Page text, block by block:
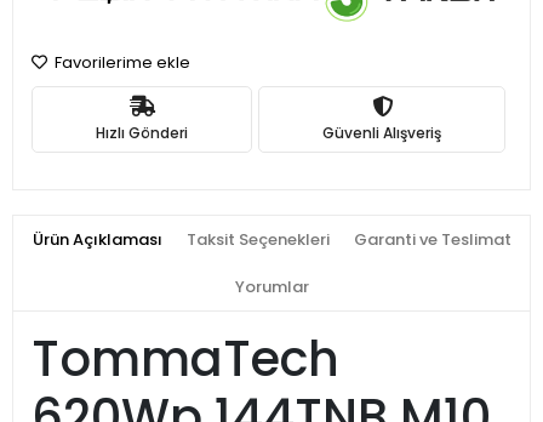
Favorilerime ekle
Hızlı Gönderi Güvenli Alışveriş
Ürün Açıklaması Taksit Seçenekleri Garanti ve Teslimat
Yorumlar
TommaTech